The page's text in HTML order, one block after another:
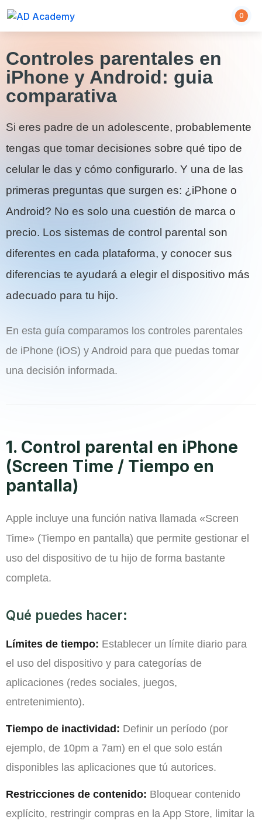
0
Controles parentales en
iPhone y Android: guia
comparativa
Si eres padre de un adolescente, probablemente
tengas que tomar decisiones sobre qué tipo de
celular le das y cómo configurarlo. Y una de las
primeras preguntas que surgen es: ¿iPhone o
Android? No es solo una cuestión de marca o
precio. Los sistemas de control parental son
diferentes en cada plataforma, y conocer sus
diferencias te ayudará a elegir el dispositivo más
adecuado para tu hijo.
En esta guía comparamos los controles parentales
de iPhone (iOS) y Android para que puedas tomar
una decisión informada.
1. Control parental en iPhone
(Screen Time / Tiempo en
pantalla)
Apple incluye una función nativa llamada «Screen
Time» (Tiempo en pantalla) que permite gestionar el
uso del dispositivo de tu hijo de forma bastante
completa.
Qué puedes hacer:
Límites de tiempo: Establecer un límite diario para
el uso del dispositivo y para categorías de
aplicaciones (redes sociales, juegos,
entretenimiento).
Tiempo de inactividad: Definir un período (por
ejemplo, de 10pm a 7am) en el que solo están
disponibles las aplicaciones que tú autorices.
Restricciones de contenido: Bloquear contenido
explícito, restringir compras en la App Store, limitar la